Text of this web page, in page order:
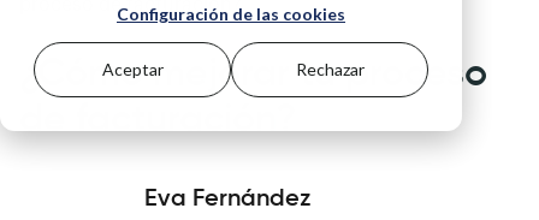
Configuración de las cookies
Aceptar Rechazar
proceso de facturación?
¿Cómo mejorar tu proceso
de facturación?
Eva Fernández